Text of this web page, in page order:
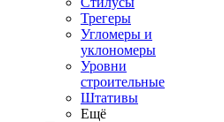
Трегеры
Угломеры и
уклономеры
Уровни
строительные
Штативы
Ещё